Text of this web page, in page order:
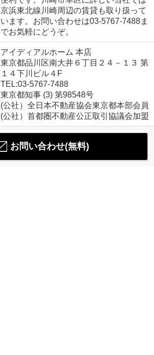
京浜東北線川崎周辺の賃貸も取り扱って
います。お問い合わせは03-5767-7488ま
でお気軽にどうぞ。
アイディアルホーム 本店
東京都品川区南大井６丁目２４－１３ 第
１４下川ビル４F
TEL:03-5767-7488
東京都知事 (3) 第98548号
(公社）全日本不動産協会東京都本部会員
(公社）首都圏不動産公正取引協議会加盟
お問い合わせ(無料)